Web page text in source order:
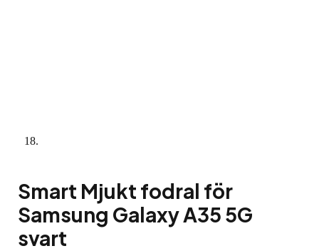
Smart Mjukt fodral för
Samsung Galaxy A35 5G
svart